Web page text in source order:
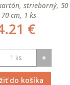
strieborný, 50
cm, 1 ks
€
+
do košíka